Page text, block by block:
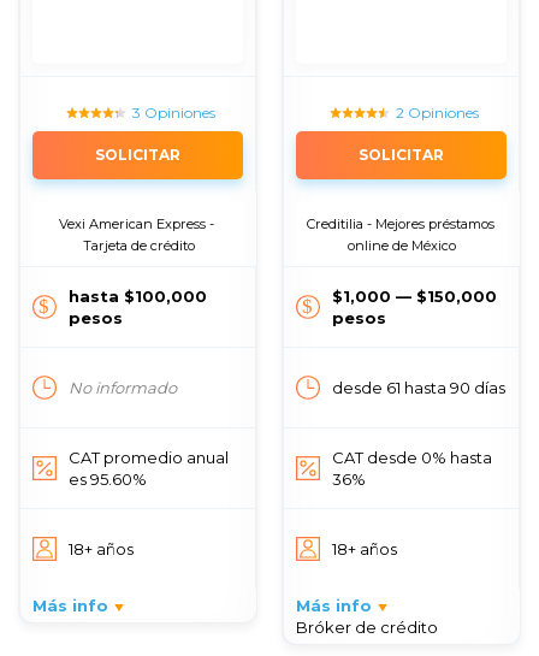
3 Opiniones
SOLICITAR
Vexi American Express -
Tarjeta de crédito
hasta $100,000
pesos
No informado
CAT promedio anual
es 95.60%
18+ años
Más info
2 Opiniones
SOLICITAR
Creditilia - Mejores préstamos
online de México
$1,000 — $150,000
pesos
desde 61 hasta 90 días
CAT desde 0% hasta
36%
18+ años
Más info
Bróker de crédito